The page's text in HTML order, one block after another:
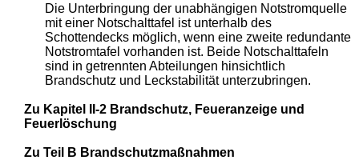
Die Unterbringung der unabhängigen Notstromquelle
mit einer Notschalttafel ist unterhalb des
Schottendecks möglich, wenn eine zweite redundante
Notstromtafel vorhanden ist. Beide Notschalttafeln
sind in getrennten Abteilungen hinsichtlich
Brandschutz und Leckstabilität unterzubringen.
Zu Kapitel II-2 Brandschutz, Feueranzeige und
Feuerlöschung
Zu Teil B Brandschutzmaßnahmen